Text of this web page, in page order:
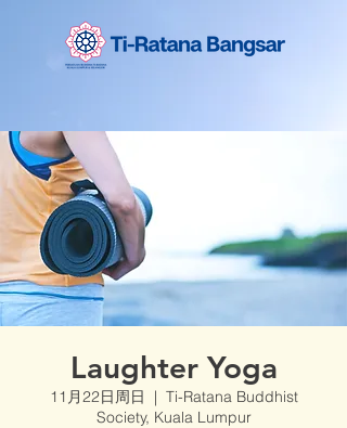
Laughter Yoga
11月22日周日
  |
Ti-Ratana Buddhist
Society, Kuala Lumpur